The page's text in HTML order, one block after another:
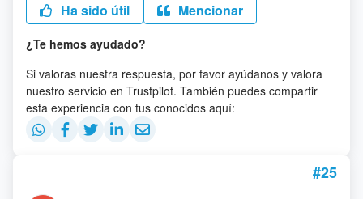
Ha sido útil Mencionar
¿Te hemos ayudado?
Si valoras nuestra respuesta, por favor ayúdanos y valora
nuestro servicio en Trustpilot. También puedes compartir
esta experiencia con tus conocidos aquí:
#25